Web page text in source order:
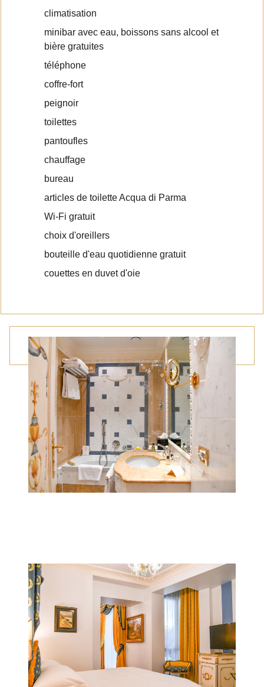
climatisation
minibar avec eau, boissons sans alcool et
bière gratuites
téléphone
coffre-fort
peignoir
toilettes
pantoufles
chauffage
bureau
articles de toilette Acqua di Parma
Wi-Fi gratuit
choix d'oreillers
bouteille d'eau quotidienne gratuit
couettes en duvet d'oie